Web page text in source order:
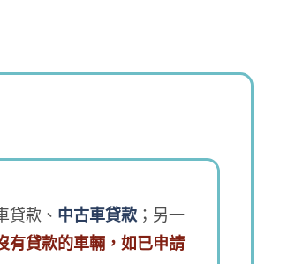
貸款、 中古車貸款 ；另一
有貸款的車輛，如已申請